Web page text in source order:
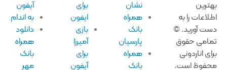
را به
آورید. ©
حقوق
اناردونی
است.
نشان
همراه
پارسیان
همراه
ایفون
بازی
آیفون
آیفون
به اندام
دانلود
همراه